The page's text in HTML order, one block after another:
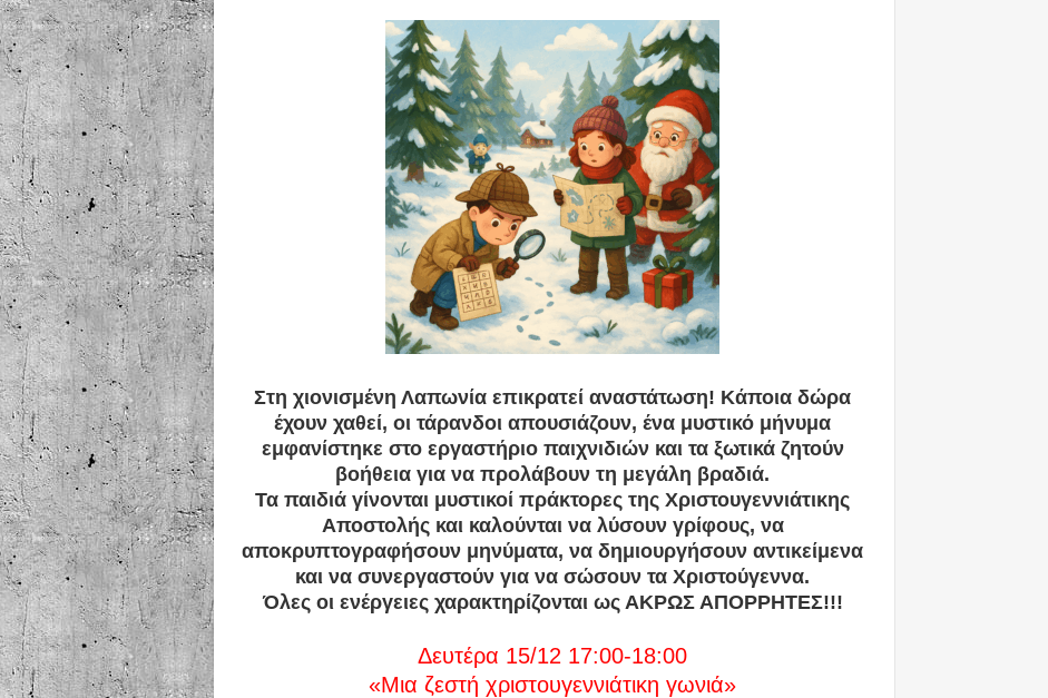
Στη χιονισμένη Λαπωνία επικρατεί αναστάτωση! Κάποια δώρα
έχουν χαθεί, οι τάρανδοι απουσιάζουν, ένα μυστικό μήνυμα
εμφανίστηκε στο εργαστήριο παιχνιδιών και τα ξωτικά ζητούν
βοήθεια για να προλάβουν τη μεγάλη βραδιά.
Τα παιδιά γίνονται μυστικοί πράκτορες της Χριστουγεννιάτικης
Αποστολής και καλούνται να λύσουν γρίφους, να
αποκρυπτογραφήσουν μηνύματα, να δημιουργήσουν αντικείμενα
και να συνεργαστούν για να σώσουν τα Χριστούγεννα.
Όλες οι ενέργειες χαρακτηρίζονται ως ΑΚΡΩΣ ΑΠΟΡΡΗΤΕΣ!!!
Δευτέρα 15/12 17:00-18:00
«Μια ζεστή χριστουγεννιάτικη γωνιά»